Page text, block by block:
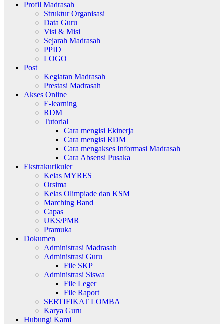
Profil Madrasah
Struktur Organisasi
Data Guru
Visi & Misi
Sejarah Madrasah
PPID
LOGO
Post
Kegiatan Madrasah
Prestasi Madrasah
Akses Online
E-learning
RDM
Tutorial
Cara mengisi Ekinerja
Cara mengisi RDM
Cara mengakses Informasi Madrasah
Cara Absensi Pusaka
Ekstrakurikuler
Kelas MYRES
Orsima
Kelas Olimpiade dan KSM
Marching Band
Capas
UKS/PMR
Pramuka
Dokumen
Administrasi Madrasah
Administrasi Guru
File SKP
Administrasi Siswa
File Leger
File Raport
SERTIFIKAT LOMBA
Karya Guru
Hubungi Kami